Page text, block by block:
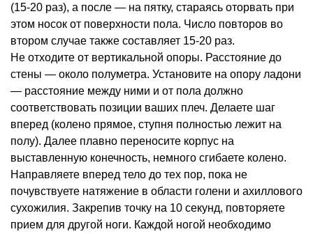
(15-20 раз), а после — на пятку, стараясь оторвать при
этом носок от поверхности пола. Число повторов во
втором случае также составляет 15-20 раз.
Не отходите от вертикальной опоры. Расстояние до
стены — около полуметра. Установите на опору ладони
— расстояние между ними и от пола должно
соответствовать позиции ваших плеч. Делаете шаг
вперед (колено прямое, ступня полностью лежит на
полу). Далее плавно переносите корпус на
выставленную конечность, немного сгибаете колено.
Направляете вперед тело до тех пор, пока не
почувствуете натяжение в области голени и ахиллового
сухожилия. Закрепив точку на 10 секунд, повторяете
прием для другой ноги. Каждой ногой необходимо